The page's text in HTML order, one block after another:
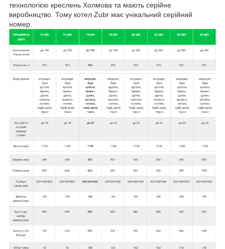
технологією креслень Холмова та мають серійне
виробництво. Тому котел Zubr має унікальний серійний
номер.